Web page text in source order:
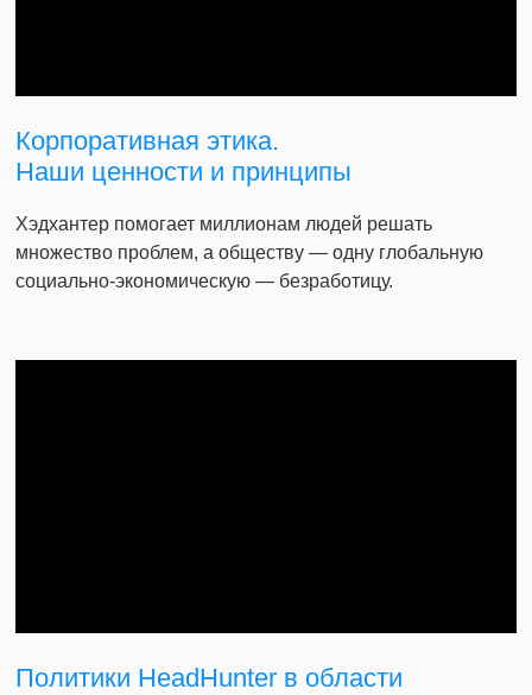
Корпоративная этика.
Наши ценности и принципы
Хэдхантер помогает миллионам людей решать
множество проблем, а обществу — одну глобальную
социально-экономическую — безработицу.
Политики HeadHunter в области